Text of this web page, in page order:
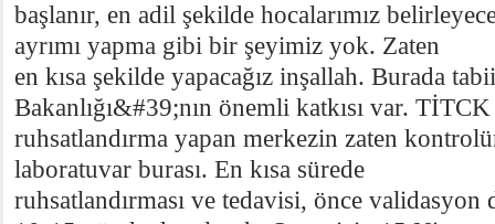
başlanır, en adil şekilde hocalarımız
ayrımı yapma gibi bir şeyimiz yok. Zaten
en kısa şekilde yapacağız inşallah. Burada
Bakanlığı&#39;nın önemli katkısı var.
ruhsatlandırma yapan merkezin zaten
laboratuvar burası. En kısa sürede
ruhsatlandırması ve tedavisi, önce